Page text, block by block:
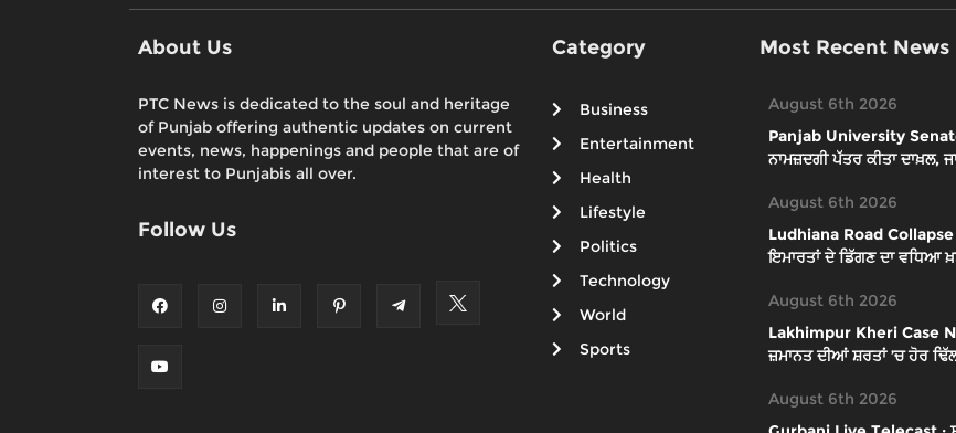
About Us
PTC News is dedicated to the soul and heritage
of Punjab offering authentic updates on current
events, news, happenings and people that are of
interest to Punjabis all over.
Follow Us
Category
Business
Entertainment
Health
Lifestyle
Politics
Technology
World
Sports
Most Recent News
August 6th 2026
Panjab University
ਨਾਮਜ਼ਦਗੀ ਪੱਤਰ ਕੀਤਾ ਦਾਖ਼ਲ,
August 6th 2026
Ludhiana Road
ਇਮਾਰਤਾਂ ਦੇ ਡਿੱਗਣ ਦਾ ਵਧਿਆ
August 6th 2026
Lakhimpur Kheri Case
ਜ਼ਮਾਨਤ ਦੀਆਂ ਸ਼ਰਤਾਂ ’ਚ ਹੋਰ
August 6th 2026